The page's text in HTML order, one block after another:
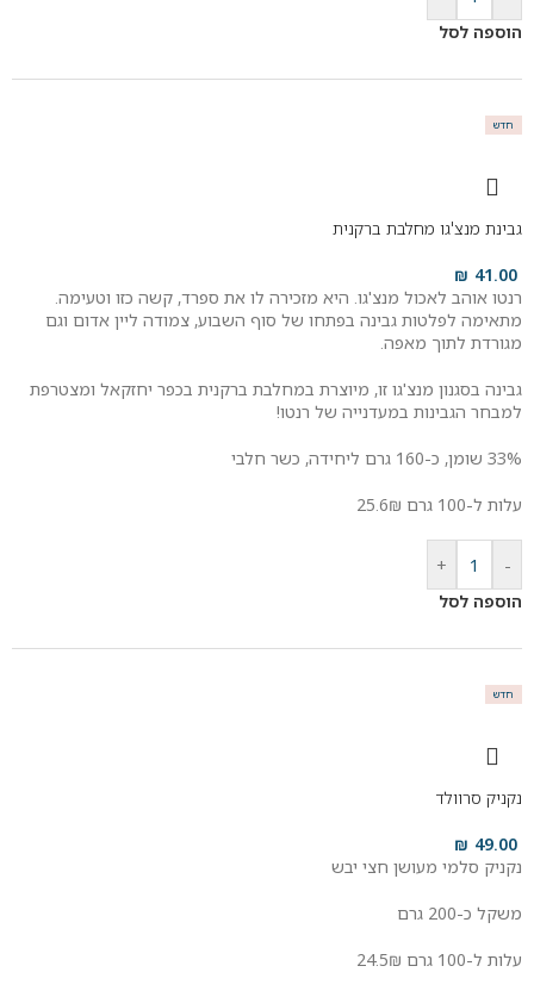
הוספה לסל
חדש
גבינת מנצ'גו מחלבת ברקנית
41.00
₪
רנטו אוהב לאכול מנצ'גו. היא מזכירה לו את ספרד, קשה כזו וטעימה.
מתאימה לפלטות גבינה בפתחו של סוף השבוע, צמודה ליין אדום וגם
מגורדת לתוך מאפה.
גבינה בסגנון מנצ'גו זו, מיוצרת במחלבת ברקנית בכפר יחזקאל ומצטרפת
למבחר הגבינות במעדנייה של רנטו!
33% שומן, כ-160 גרם ליחידה, כשר חלבי
עלות ל-100 גרם 25.6₪
-
+
הוספה לסל
חדש
נקניק סרוולד
49.00
₪
נקניק סלמי מעושן חצי יבש
משקל כ-200 גרם
עלות ל-100 גרם 24.5₪